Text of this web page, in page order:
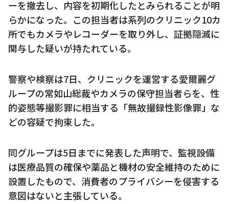
ーを撤去し、内容を初期化したとみられることが明
らかになった。この担当者は系列のクリニック10カ
所でもカメラやレコーダーを取り外し、証拠隠滅に
関与した疑いが持たれている。
警察や検察は7日、クリニックを運営する愛爾麗グ
ループの常如山総裁やカメラの保守担当者らを、性
的姿態等撮影罪に相当する「無故撮録性影像罪」な
どの容疑で拘束した。
同グループは5日までに発表した声明で、監視設備
は医療品質の確保や薬品と機材の安全維持のために
設置したもので、消費者のプライバシーを侵害する
意図はないと主張している。